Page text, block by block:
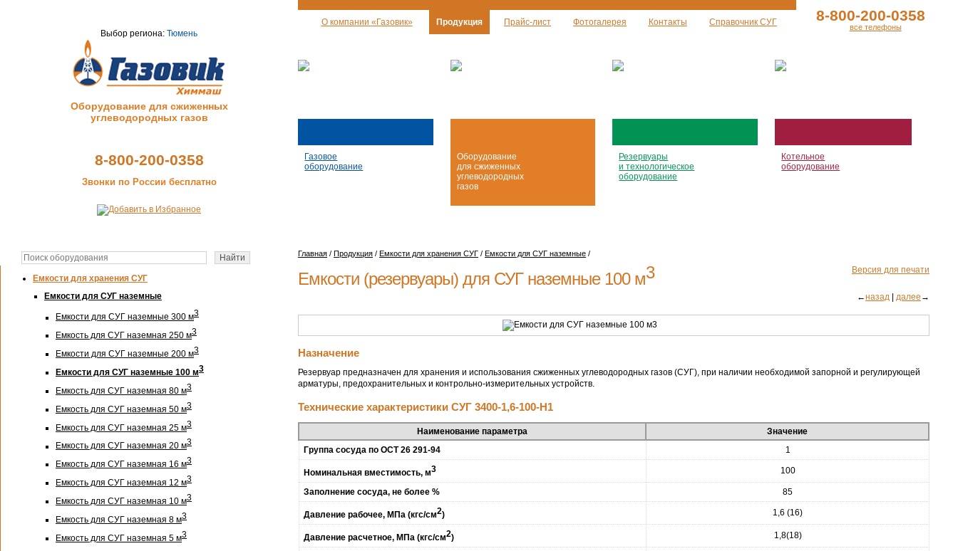
Выбор региона: Тюмень
Оборудование для сжиженных
углеводородных газов
8-800-200-0358
Звонки по России бесплатно
О компании «Газовик» Продукция Прайс-лист Фотогалерея Контакты Справочник СУГ 8-800-200-0358
все телефоны
Газовое
оборудование
Оборудование
для сжиженных
углеводородных
газов
Резервуары
и технологическое
оборудование
Котельное
оборудование
Емкости для хранения СУГ
Емкости для СУГ наземные
Емкости для СУГ наземные 300 м3
Емкость для СУГ наземная 250 м3
Емкости для СУГ наземные 200 м3
Емкости для СУГ наземные 100 м3
Емкость для СУГ наземная 80 м3
Емкость для СУГ наземная 50 м3
Емкость для СУГ наземная 25 м3
Емкость для СУГ наземная 20 м3
Емкость для СУГ наземная 16 м3
Емкость для СУГ наземная 12 м3
Емкость для СУГ наземная 10 м3
Емкость для СУГ наземная 8 м3
Емкость для СУГ наземная 5 м3
Главная / Продукция / Емкости для хранения СУГ / Емкости для СУГ наземные /
Версия для печати
Емкости (резервуары) для СУГ наземные 100 м3
←назад далее →
Назначение
Резервуар предназначен для хранения и использования сжиженных углеводородных газов (СУГ), при наличии необходимой запорной и регулирующей
арматуры, предохранительных и контрольно-измерительных устройств.
Технические характеристики СУГ 3400-1,6-100-Н1
Наименование параметра
Значение
Группа сосуда по ОСТ 26 291-94
1
Номинальная вместимость, м3 100
Заполнение сосуда, не более % 85
Давление рабочее, МПа (кгс/см2) 1,6 (16)
Давление расчетное, МПа (кгс/см2) 1,8(18)